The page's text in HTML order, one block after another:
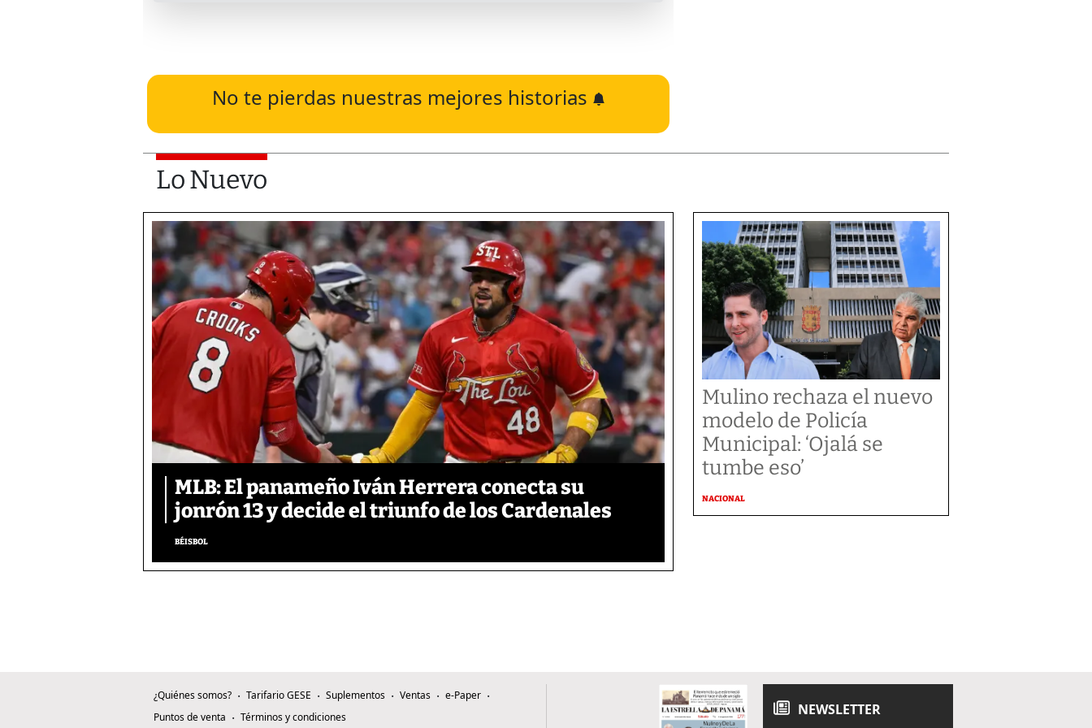
No te pierdas nuestras mejores historias
Lo Nuevo
MLB: El panameño Iván Herrera conecta su
jonrón 13 y decide el triunfo de los Cardenales
BÉISBOL
Mulino rechaza el nuevo
modelo de Policía
Municipal: ‘Ojalá se
tumbe eso’
NACIONAL
¿Quiénes somos? Tarifario GESE Suplementos Ventas
e-Paper
Puntos de venta
Términos y condiciones NEWSLETTER